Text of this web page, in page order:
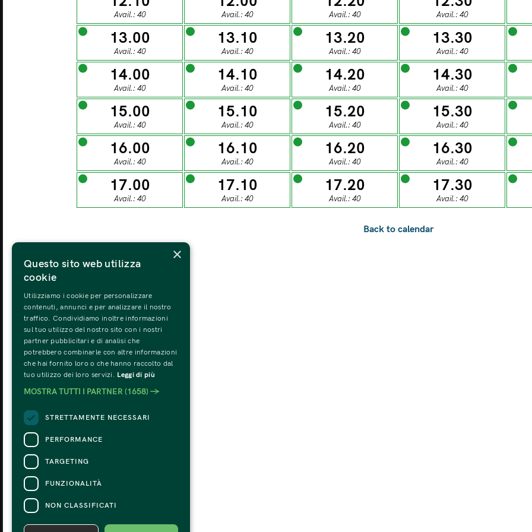
29 31
MONDAY
03
WEDNESDAY
05 06
FRIDAY
07 08
MONDAY
10
TUESDAY
11
WEDNESDAY
12 13
FRIDAY
14 15
MONDAY TUESDAY WEDNESDAY
19
THURSDAY FRIDAY
21
Avail.: 40 Avail.: 40 Avail.: 40 Avail.: 40
13.00
Avail.: 40
13.10
Avail.: 40
13.20
Avail.: 40
13.30
Avail.: 40
14.00
Avail.: 40
14.10
Avail.: 40
14.20
Avail.: 40
14.30
Avail.: 40
15.00
Avail.: 40
15.10
Avail.: 40
15.20
Avail.: 40
15.30
Avail.: 40
16.00
Avail.: 40
16.10
Avail.: 40
16.20
Avail.: 40
16.30
Avail.: 40
17.00
Avail.: 40
17.10
Avail.: 40
17.20
Avail.: 40
17.30
Avail.: 40
×
Questo sito web utilizza
cookie
Utilizziamo i cookie per personalizzare
contenuti, annunci e per analizzare il nostro
traffico. Condividiamo inoltre informazioni
sul tuo utilizzo del nostro sito con i nostri
partner pubblicitari e di analisi che
potrebbero combinarle con altre informazioni
che hai fornito loro o che hanno raccolto dal
tuo utilizzo dei loro servizi. Leggi di più
MOSTRA TUTTI I PARTNER (1658) →
STRETTAMENTE NECESSARI
PERFORMANCE
TARGETING
FUNZIONALITÀ
NON CLASSIFICATI